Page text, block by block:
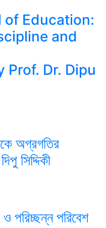
of Education:
and
Prof. Dr. Dipu
অগ্রগতির
সিদ্দিকী
ও পরিচ্ছন্ন পরিবেশ